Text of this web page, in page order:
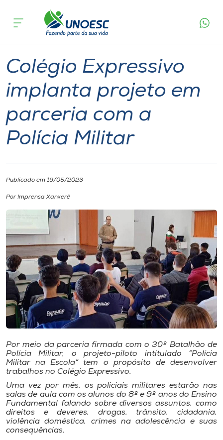
Cursos
Pesquisa
Atendimento ao Estudante
Portal de Ensino
Internacionalização
I.nova
Diplomados
Cultura
Biblioteca
Editora
Rádio
acontece
Colégios
Colégio Expressivo
implanta projeto em
parceria com a
Polícia Militar
Publicado em 19/05/2023
Por Imprensa Xanxerê
Por meio da parceria firmada com o 30º Batalhão de
Polícia Militar, o projeto-piloto intitulado “Polícia
Militar na Escola” tem o propósito de desenvolver
trabalhos no Colégio Expressivo.
Uma vez por mês, os policiais militares estarão nas
salas de aula com os alunos do 8º e 9º anos do Ensino
Fundamental falando sobre diversos assuntos, como
direitos e deveres, drogas, trânsito, cidadania,
violência doméstica, crimes na adolescência e suas
consequências.